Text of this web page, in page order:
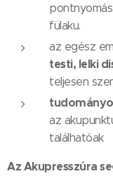
fülaku.
az egész
testi, lelki
teljesen
az
találhatóak
Az Akupresszúra